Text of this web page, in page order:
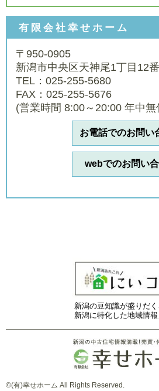
有限会社幸せホーム
〒950-0905
新潟市中央区天神尾1丁目12
TEL：025-255-5680
FAX：025-255-5676
(営業時間 8:00～20:00 年中無
お電話でのお問い
webでのお問い
新潟の豆知識が盛りだく
新潟に特化した地域情
©(有)幸せホーム All Rights Reserved.